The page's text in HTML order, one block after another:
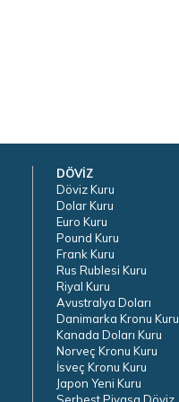
DÖVİZ
Döviz Kuru
Dolar Kuru
Euro Kuru
Pound Kuru
Frank Kuru
Rus Rublesi Kuru
Riyal Kuru
Avustralya Doları
Danimarka Kronu Kuru
Kanada Doları Kuru
Norveç Kronu Kuru
İsveç Kronu Kuru
Japon Yeni Kuru
Serbest Piyasa Döviz